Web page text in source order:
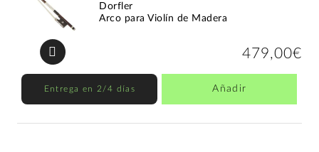
Dorfler
Arco para Violín de Madera
479,00€
Entrega en 2/4 días Añadir